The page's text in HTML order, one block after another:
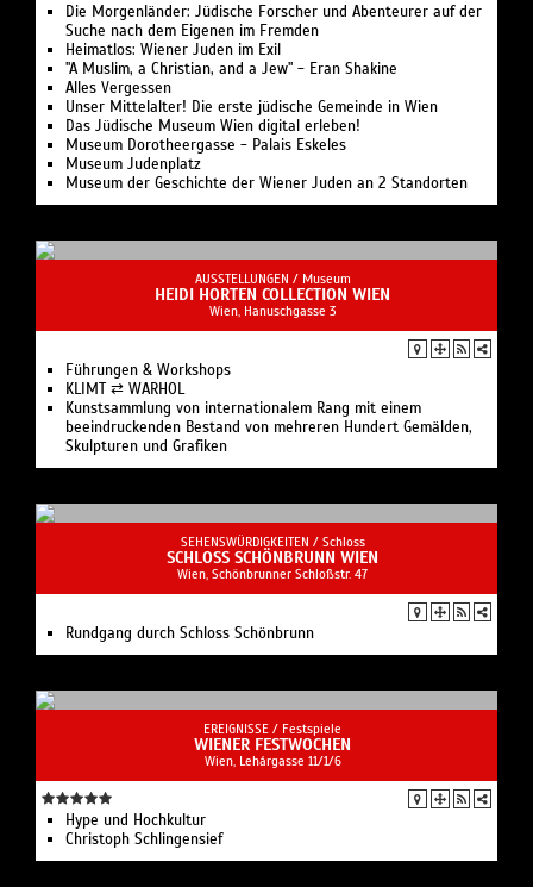
Die Morgenländer: Jüdische Forscher und Abenteurer auf der
Suche nach dem Eigenen im Fremden
Heimatlos: Wiener Juden im Exil
"A Muslim, a Christian, and a Jew" - Eran Shakine
Alles Vergessen
Unser Mittelalter! Die erste jüdische Gemeinde in Wien
Das Jüdische Museum Wien digital erleben!
Museum Dorotheergasse - Palais Eskeles
Museum Judenplatz
Museum der Geschichte der Wiener Juden an 2 Standorten
AUSSTELLUNGEN / Museum
HEIDI HORTEN COLLECTION WIEN
Wien, Hanuschgasse 3
Führungen & Workshops
KLIMT ⇄ WARHOL
Kunstsammlung von internationalem Rang mit einem
beeindruckenden Bestand von mehreren Hundert Gemälden,
Skulpturen und Grafiken
SEHENSWÜRDIGKEITEN / Schloss
SCHLOSS SCHÖNBRUNN WIEN
Wien, Schönbrunner Schloßstr. 47
Rundgang durch Schloss Schönbrunn
EREIGNISSE / Festspiele
WIENER FESTWOCHEN
Wien, Lehárgasse 11/1/6
Hype und Hochkultur
Christoph Schlingensief